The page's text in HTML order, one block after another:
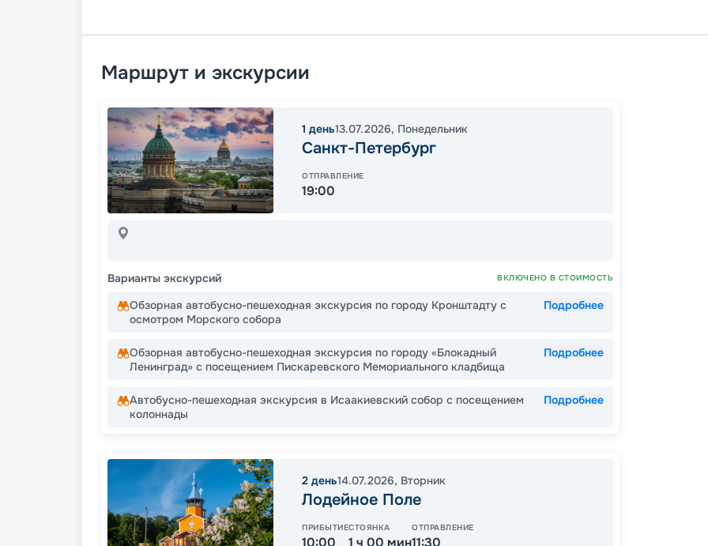
Маршрут и экскурсии
1 день13.07.2026, Понедельник
Санкт-Петербург
ОТПРАВЛЕНИЕ
19:00
Варианты экскурсий ВКЛЮЧЕНО В СТОИМОСТЬ
Обзорная автобусно-пешеходная экскурсия по городу Кронштадту с
осмотром Морского собора
Подробнее
Обзорная автобусно-пешеходная экскурсия по городу «Блокадный
Ленинград» с посещением Пискаревского Мемориального кладбища
Подробнее
Автобусно-пешеходная экскурсия в Исаакиевский собор с посещением
колоннады
Подробнее
2 день14.07.2026, Вторник
Лодейное Поле
ПРИБЫТИЕ
10:00
СТОЯНКА
1 ч 00 мин
ОТПРАВЛЕНИЕ
11:30